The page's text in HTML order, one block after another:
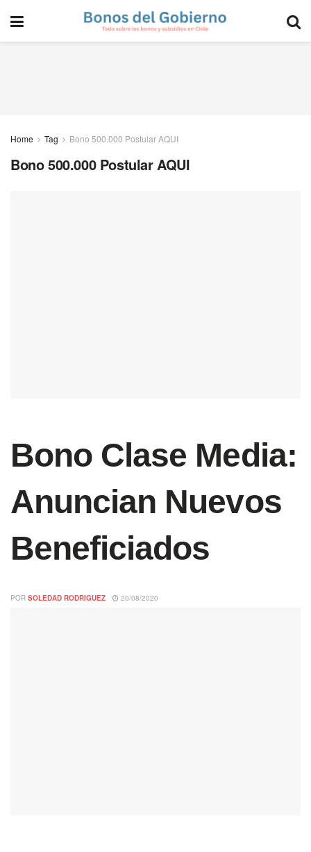
Home Tag Bono 500.000 Postular AQUI
Bono 500.000 Postular AQUI
Bono Clase Media:
Anuncian Nuevos
Beneficiados
POR SOLEDAD RODRIGUEZ 20/08/2020